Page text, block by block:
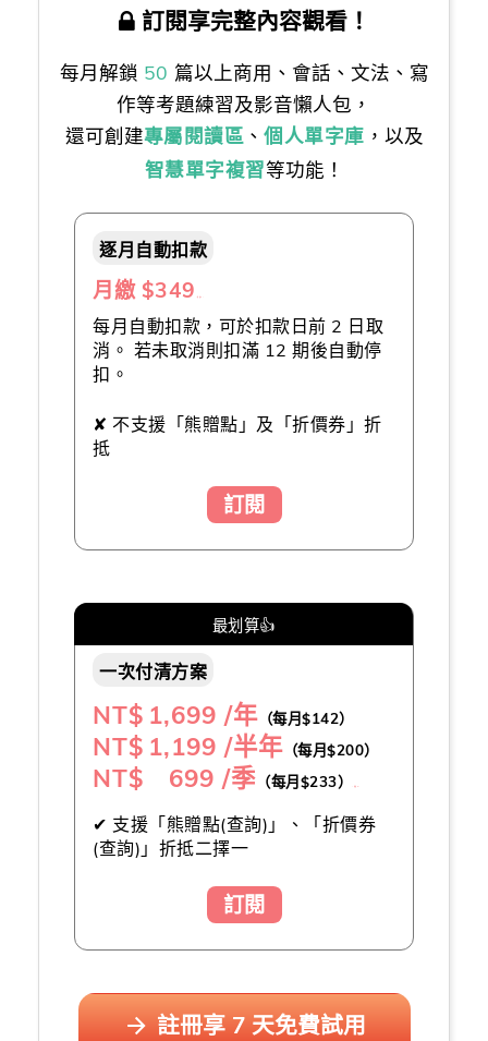
訂閱享完整內容觀看！
每月解鎖 50 篇以上商用、會話、文法、寫
作等考題練習及影音懶人包，
還可創建專屬閱讀區 、 個人單字庫 ，以及
智慧單字複習等功能！
逐月自動扣款
月繳 $349
每月自動扣款，可於扣款日前 2 日取
消。 若未取消則扣滿 12 期後自動停
扣。
✘ 不支援「熊贈點」及「折價券」折
抵
訂閱
最划算👍
一次付清方案
NT$ 1,699 /年（每月$142）
NT$ 1,199 /半年（每月$200）
NT$ 699 /季 （每月$233）
✔ 支援「熊贈點(查詢)」、「折價券
(查詢)」折抵二擇一
訂閱
註冊享 7 天免費試用